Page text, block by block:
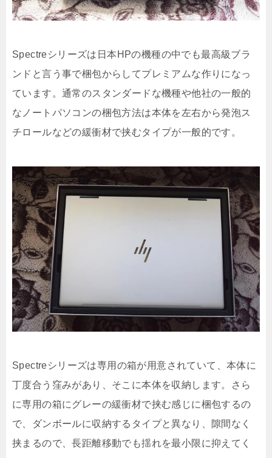
Spectreシリーズは日本HPの機種の中でも最高級ブラ
ンドと言う事で梱包からしてプレミアムな作りになっ
ています。通常のスタンダードな機種や他社の一般的
なノートパソコンの梱包方法は本体を左右から発泡ス
チロールなどの緩衝材で挟むタイプが一般的です。
Spectreシリーズは専用の箱が用意されていて、本体に
丁度合う窪みがあり、そこに本体を収納します。さら
に専用の箱にグレーの緩衝材で挟む感じに梱包するの
で、ダンボールに収納するタイプと異なり、隙間なく
挟まるので、長距離移動でも揺れを最小限に抑えてく